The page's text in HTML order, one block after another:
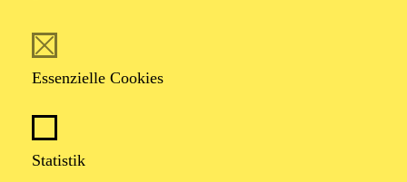
Essenzielle Cookies
Statistik
Hochschule für Musik und darstellende Kunst in
Stadt Heidelberg engagiert, danach folgten elf Jahre als